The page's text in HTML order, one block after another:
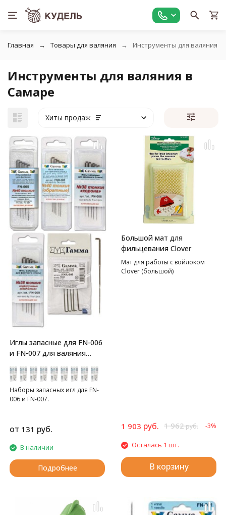
Главная Товары для валяния Инструменты для валяния
Инструменты для валяния в
Самаре
Хиты продаж
Иглы запасные для FN-006
и FN-007 для валяния
Наборы запасных игл для FN-
006 и FN-007.
от 131 руб.
В наличии
Подробнее
Большой мат для
фильцевания Clover
Мат для работы с войлоком
Clover (большой)
1 903 руб. 1 962руб. -3%
Осталась 1 шт.
В корзину